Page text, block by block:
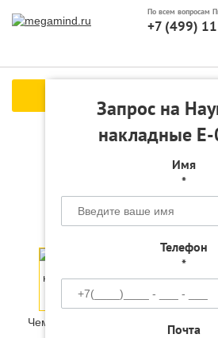
По всем вопросам
+7 (499)
Наушники
Е-00045 с
Чем больше тираж, тем ниже цена
Запрос на
накладные
Имя
*
Телефон
*
Почта